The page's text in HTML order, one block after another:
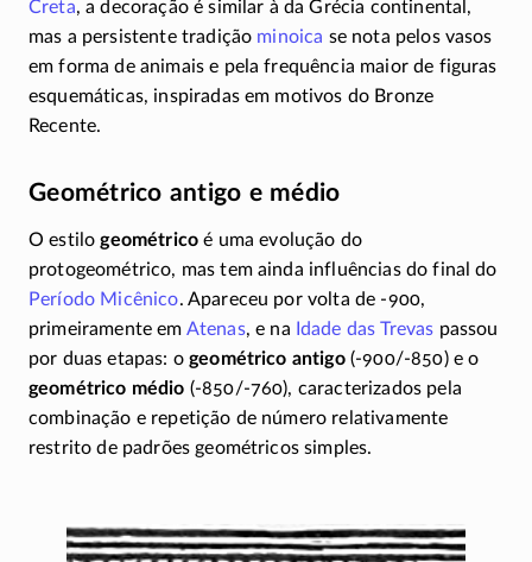
Creta, a decoração é similar à da Grécia continental,
mas a persistente tradição minoica se nota pelos vasos
em forma de animais e pela frequência maior de figuras
esquemáticas, inspiradas em motivos do Bronze
Recente.
Geométrico antigo e médio
O estilogeométrico é uma evolução do
protogeométrico, mas tem ainda influências do final do
Período Micênico. Apareceu por volta de -900,
primeiramente em Atenas, e na Idade das Trevas passou
por duas etapas: ogeométrico antigo(-900/-850) e o
geométrico médio (-850/-760), caracterizados pela
combinação e repetição de número relativamente
restrito de padrões geométricos simples.